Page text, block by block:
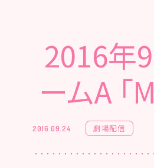
2016年
ームA 「
2016.09.24 劇場配信